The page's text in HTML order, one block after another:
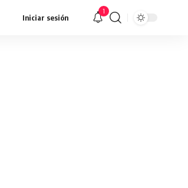
Iniciar sesión
1